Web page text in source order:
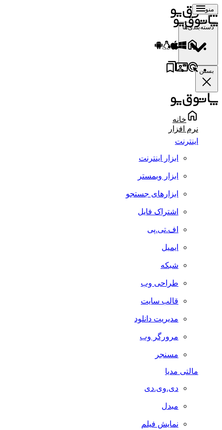
منو
دسته‌بندی‌ها
بستن
خانه
نرم افزار
اینترنت
ابزار اینترنت
ابزار وبمستر
ابزارهای جستجو
اشتراک فایل
اف.تی.پی
ایمیل
شبکه
طراحی وب
قالب سایت
مدیریت دانلود
مرورگر وب
مسنجر
مالتی مدیا
دی.وی.دی
مبدل
نمایش فیلم